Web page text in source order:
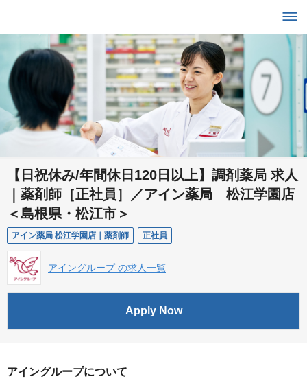
【日祝休み/年間休日120日以上】調剤薬局 求人
｜薬剤師［正社員］／アイン薬局 松江学園店
＜島根県・松江市＞
アイン薬局 松江学園店｜薬剤師 正社員
アイングループ の求人一覧
Apply Now
アイングループについて